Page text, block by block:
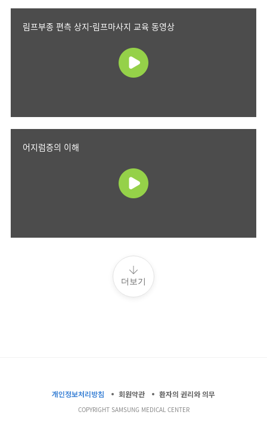
림프부종 편측 상지-림프마사지 교육 동영상
어지럼증의 이해
더보기
개인정보처리방침 회원약관 환자의 권리와 의무
COPYRIGHT SAMSUNG MEDICAL CENTER